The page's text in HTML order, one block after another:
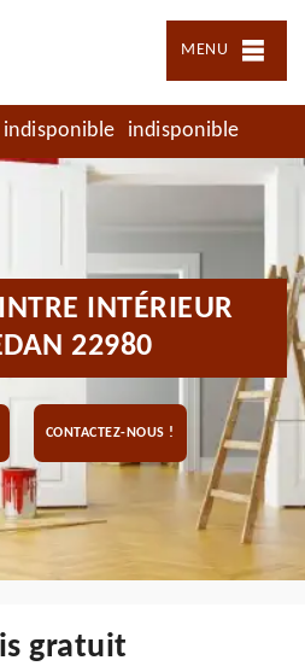
MENU
indisponible indisponible
INTÉRIEUR
22980
CONTACTEZ-NOUS !
gratuit